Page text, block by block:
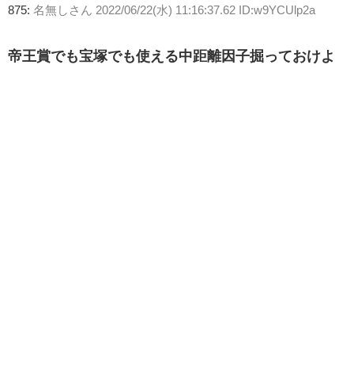
875: 名無しさん 2022/06/22(水) 11:16:37.62 ID:w9YCUlp2a
帝王賞でも宝塚でも使える中距離因子掘っておけよ